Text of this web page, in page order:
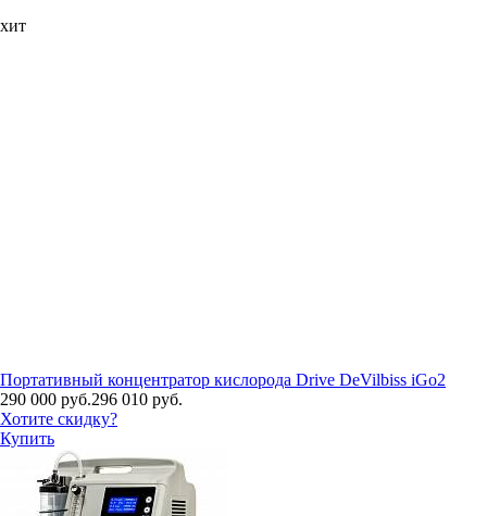
хит
Портативный концентратор кислорода Drive DeVilbiss iGo2
290 000 руб.296 010 руб.
Хотите скидку?
Купить